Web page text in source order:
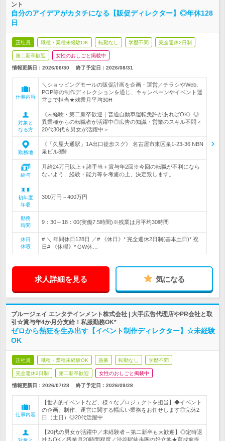
ント
自分のアイデアがカタチになる【販促ディレクター】◎年休128
日
正社員 職種・業種未経験OK 転勤なし 学歴不問 完全週休2日制
第二新卒歓迎 女性のおしごと掲載中
情報更新日：2026/06/30 終了予定日： 2026/08/31
仕事内容
＼ショッピングモールの販促計画を企画・運営／チラシやWeb、
POP等の制作ディレクションを通じ、キャンペーンやイベント運
営まで担当★残業月平均30H
対象と
なる方
《未経験・第二新卒歓迎｜普通自動車運転免許があればOK》◎
異業種からの転職者が活躍中◎広告の知識・営業のスキル不問＜
20代30代＆男女が活躍中＞
勤務地
《「久屋大通駅」1A出口徒歩スグ》 名古屋市東区泉1-23-36 NBN
泉ビル8階
給与
月給24万円以上＋諸手当＋賞与年2回※今回の転職が不利になら
ないよう、経験・能力等を考慮の上、決定致します。
初年度
年収
300万円～400万円
勤務
時間
9：30～18：00(実働7.5時間)※残業は月平均30時間
休日
休暇
# ＼ 年間休日128日 ／# 《休日》* 完全週休2日制(基本土日)* 祝
日# 《休暇》* GW休…
求人詳細を見る 気になる
ブルージェイ エンタテインメント株式会社 | 大手広告代理店やPR会社と取
引☆賞与年4か月分支給！私服勤務OK*
ゼロから熱狂を生み出す【イベント制作ディレクター】☆未経験
OK
正社員 職種・業種未経験OK 急募 転勤なし 学歴不問
完全週休2日制 第二新卒歓迎 女性のおしごと掲載中
情報更新日：2026/07/28 終了予定日： 2026/09/28
仕事内容
【世界的イベントなど、様々なプロジェクトを担当】◆イベント
の企画、制作、運営に関する幅広い業務をお任せします◎完休2
日（土日）◎20代活躍中
【20代の男女が活躍中／未経験者～第二新卒も大歓迎】◎定時退
社もOK／残業月20時間程度／渋谷駅徒歩圏の好立地★育成前提